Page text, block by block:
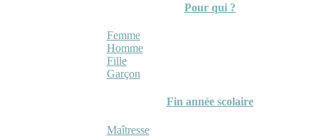
Pour qui ?
Femme
Homme
Fille
Garçon
Fin année scolaire
Maîtresse